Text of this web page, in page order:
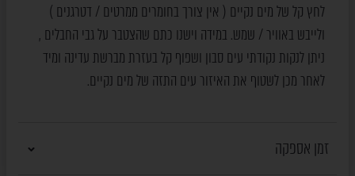
לחץ קל של מים נקיים ( אין צורך בחומרים ממרטים / דטרגנים )
ולייבש באוויר / שמש. במידה וישנו כתם שהצטבר על גבי החבלים ,
ניתן לנקות נקודתי עים סבון ושפוף קל בעזרת מברשת עדינה ומיד
לאחר מכן לשטוף את האיזור עים התזה של מים נקיים.
זמן אספקה